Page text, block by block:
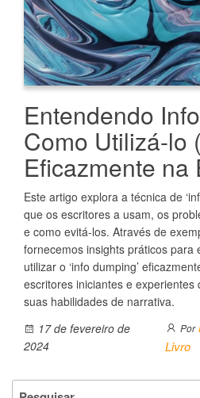
Entendendo
Como Utilizá-lo
Eficazmente na
Este artigo explora a técnica de
que os escritores a usam, os
e como evitá-los. Através de
fornecemos insights práticos para
utilizar o ‘info dumping’
escritores iniciantes e
suas habilidades de narrativa.
17 de fevereiro de
2024
Por
Livro
PESQUISAR